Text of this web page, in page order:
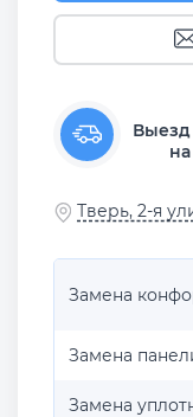
Выезд
Тверь, 2-я
Замена
Замена
Замена